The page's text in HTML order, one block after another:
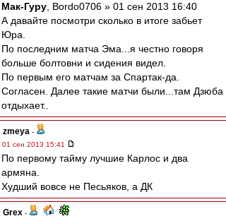
Мак-Гуру , Bordo0706 » 01 сен 2013 16:40
А давайте посмотри сколько в итоге забьет
Юра.
По последним матча Эма...я честно говоря
больше болтовни и сидения видел.
По первым его матчам за Спартак-да.
Согласен. Далее такие матчи были...там Дзюба
отдыхает..
zmeya -
01 сен 2013 15:41
По первому тайму лучшие Карлос и два
армяна.
Худший вовсе не Песьяков, а ДК
Grex -